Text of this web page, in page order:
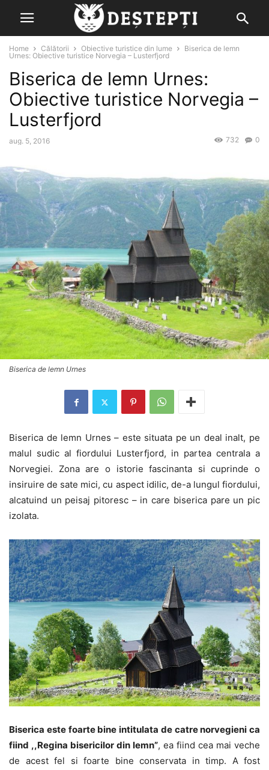
Home Călătorii Obiective turistice din lume
Biserica de lemn
Urnes: Obiective turistice Norvegia – Lusterfjord
Biserica de lemn Urnes:
Obiective turistice Norvegia –
Lusterfjord
aug. 5, 2016 0
732
Biserica de lemn Urnes
Biserica de lemn Urnes – este situata pe un deal inalt, pe
malul sudic al fiordului Lusterfjord, in partea centrala a
Norvegiei. Zona are o istorie fascinanta si cuprinde o
insiruire de sate mici, cu aspect idilic, de-a lungul fiordului,
alcatuind un peisaj pitoresc – in care biserica pare un pic
izolata.
Biserica este foarte bine intitulata de catre norvegieni ca
fiind ,,Regina bisericilor din lemn”, ea fiind cea mai veche
de acest fel si foarte bine conservata in timp. A fost